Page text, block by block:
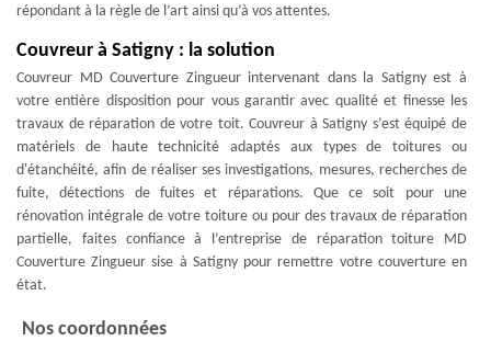
répondant à la règle de l’art ainsi qu’à vos attentes.
Couvreur à Satigny : la solution
Couvreur MD Couverture Zingueur intervenant dans la Satigny est à
votre entière disposition pour vous garantir avec qualité et finesse les
travaux de réparation de votre toit. Couvreur à Satigny s’est équipé de
matériels de haute technicité adaptés aux types de toitures ou
d'étanchéité, afin de réaliser ses investigations, mesures, recherches de
fuite, détections de fuites et réparations. Que ce soit pour une
rénovation intégrale de votre toiture ou pour des travaux de réparation
partielle, faites confiance à l’entreprise de réparation toiture MD
Couverture Zingueur sise à Satigny pour remettre votre couverture en
état.
Nos coordonnées